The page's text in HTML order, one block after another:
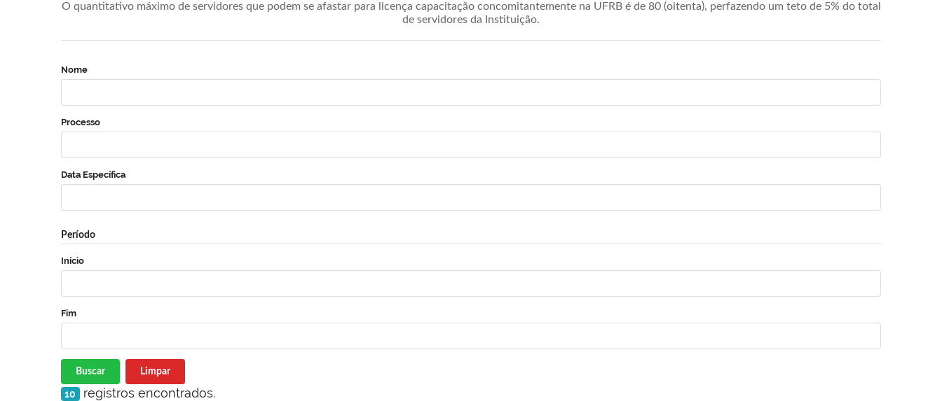
O quantitativo máximo de servidores que podem se afastar para licença capacitação concomitantemente na UFRB é de 80 (oitenta), perfazendo um teto de 5% do total
de servidores da Instituição.
Nome
Processo
Data Específica
Período
Início
Fim
Buscar Limpar
10 registros encontrados.